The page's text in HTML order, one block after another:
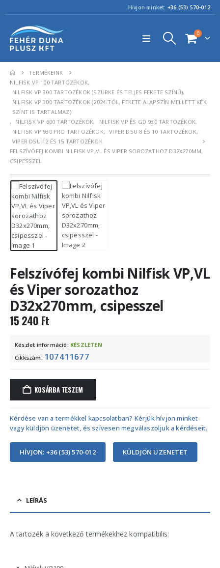
Hívjon minket: +36 (53) 570-012
0
TERMÉKEINK
NILFISK VP 100 TARTOZÉKOK,
NILFISK VP 300 TARTOZÉKOK (SZÜRKE ÉS TELJES FEKETE SZÍNŰ),
NILFISK VP 300 TARTOZÉKOK (2024-TŐL, FEKETE ALAPSZÍN MELLETT KÉK
SZÍNT IS TARTALMAZ)
,
NILFISK VP 600 TARTOZÉKOK, NILFISK VP ÉS GD 930 TARTOZÉKOK,
NILFISK VP 930 PRO TARTOZÉKOK, VIPER DSU 8 ÉS 10 TARTOZÉKOK,
VIPER DSU 12 ÉS 15 TARTOZÉKOK
FELSZÍVÓFEJ KOMBI NILFISK VP,VL ÉS VIPER SOROZATHOZ D32X270MM,
CSIPESSZEL
Felszívófej kombi Nilfisk VP,VL
és Viper sorozathoz
D32x270mm, csipesszel
15 240 Ft
Készlet információ: KÉSZLETEN
Cikkszám: 107411677
KOSÁRBA TESZEM
Kérdése van a termékkel kapcsolatban? Kérjük hívjon minket
vagy küldjön üzenetet, és szívesen megválaszoljuk a kérdéseit.
HÍVJON: +36 (53) 570-012 KÜLDJÖN ÜZENETET
LEÍRÁS
A tartozék a következő termékekhez kompatibilis: